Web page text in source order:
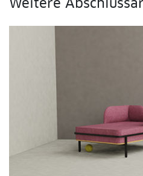
Weitere